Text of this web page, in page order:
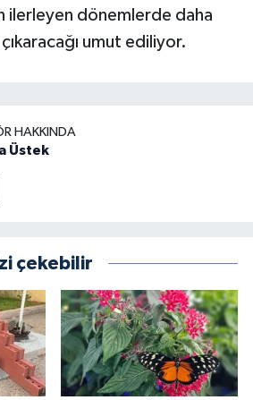
ilerleyen dönemlerde daha
çıkaracağı umut ediliyor.
HAKKINDA
Üstek
çekebilir